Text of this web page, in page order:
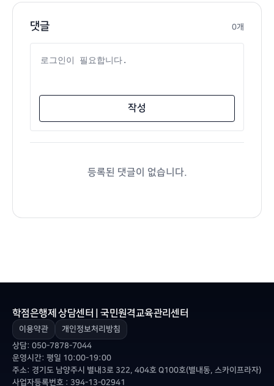
댓글 0개
댓글 내용
작성
등록된 댓글이 없습니다.
학점은행제 상담센터 | 국민원격교육관리센터
이용약관
개인정보처리방침
상담: 050-7878-7044
운영시간: 평일 10:00-19:00
주소: 경기도 남양주시 별내3로 322, 404호 Q100호(별내동, 스카이프라자)
사업자등록번호 : 394-13-02941